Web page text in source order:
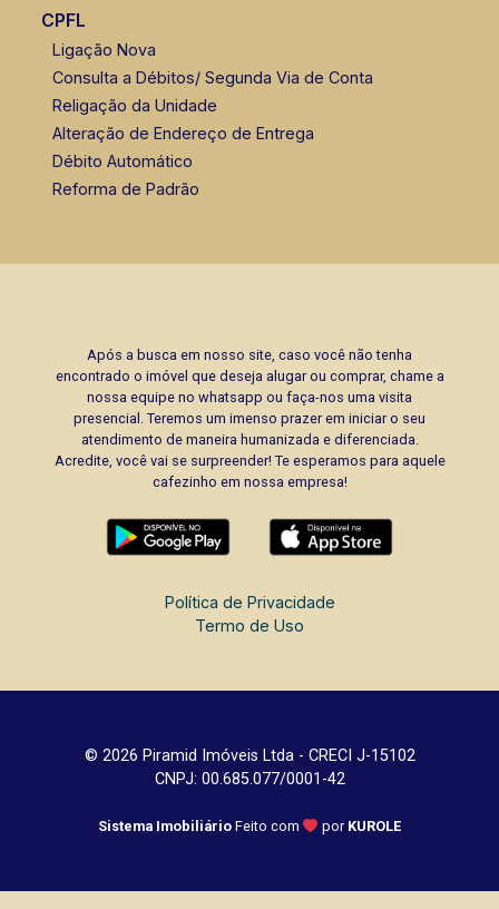
Corretor(a) Online
CPFL
Ligação Nova
Consulta a Débitos/ Segunda Via de Conta
Religação da Unidade
Alteração de Endereço de Entrega
Débito Automático
Reforma de Padrão
Após a busca em nosso site, caso você não tenha
encontrado o imóvel que deseja alugar ou comprar, chame a
nossa equipe no whatsapp ou faça-nos uma visita
presencial. Teremos um imenso prazer em iniciar o seu
atendimento de maneira humanizada e diferenciada.
Acredite, você vai se surpreender! Te esperamos para aquele
cafezinho em nossa empresa!
Política de Privacidade
Termo de Uso
© 2026 Piramid Imóveis Ltda - CRECI J-15102
CNPJ: 00.685.077/0001-42
Sistema Imobiliário Feito com por KUROLE